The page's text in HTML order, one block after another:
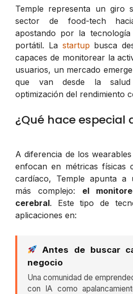
Temple representa un giro
sector de food-tech
apostando por la
portátil. La startup busca
capaces de monitorear la
usuarios, un mercado
que van desde la
optimización del rendimiento
¿Qué hace especial
A diferencia de los
enfocan en métricas físicas
cardíaco, Temple apunta a
más complejo: el
cerebral. Este tipo de
aplicaciones en:
Antes de buscar
negocio
Una comunidad de
con IA como